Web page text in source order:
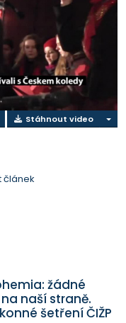
Stáhnout video
článek
žádné
naší straně.
šetření ČIŽP